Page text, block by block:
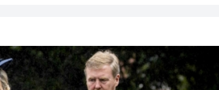
親臨並首次在港獨奏
廣仲倫敦實踐引熱議